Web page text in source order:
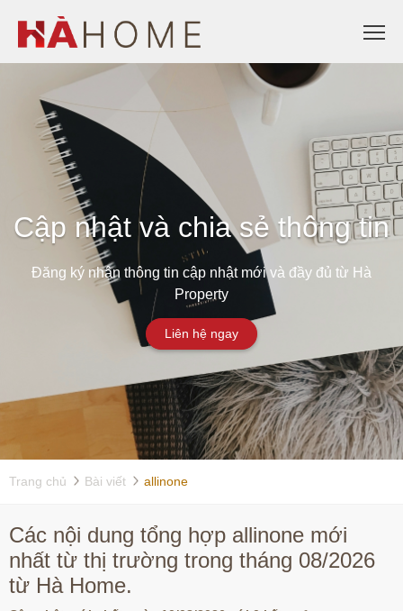
Cập nhật và chia sẻ thông tin
Đăng ký nhận thông tin cập nhật mới và đầy đủ từ Hà
Property
Liên hệ ngay
Trang chủ Bài viết allinone
Các nội dung tổng hợp allinone mới
nhất từ thị trường trong tháng 08/2026
từ Hà Home.